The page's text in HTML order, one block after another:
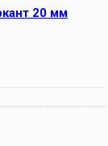
20 мм